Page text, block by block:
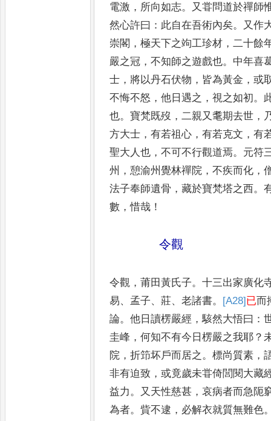
電激 ， 所向如志。
又甞問道於禪師
然心許曰 ： 此自在吾術內矣。
又作
崇閣 ，極天下之竘工珍材 ，二十餘
嚴之冠 ，不知師之遊戲也。 中年喜
士 ， 將以丹石伏物 ， 皆為黃金 ，或
不悔不怒 ，他 日遇之 ，視之如初。
也。寶梵既歿 ，二親又耄期去世 ，
方大士 ，有若祖心 ，有若克文 ，有
聖大人也 ，不可不行觀道焉。 元符
州 ，憩渝州覺林禪院 ，不疾而化 ，
法子奉師遺骨 ，藏於寶梵塔之西。
數 ，惜哉 ！
令觀
令觀 ，莆田黃氏子。十三出家廣化
易、 孟子、莊、老諸書。 [A28] 已而
論。他日讀楞嚴經 ，駭然大悟曰 ：
圭峰 ，何知不有今日楞嚴之我耶 ？
院 ，折笻坏戶而居之。標尚質素 ，
非有迫致 ，或竟歲未甞倚閭閱大藏
益力。 又天性慈甚 ，哀病者而急阨
為者。貲不逮 ， 必解衣就質無難色